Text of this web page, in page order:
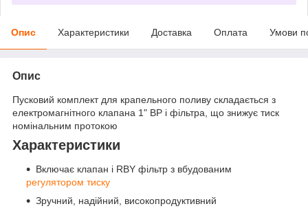
Опис Характеристики Доставка Оплата Умови
Опис
Пусковий комплект для крапельного поливу складається з
електромагнітного клапана 1" ВР і фільтра, що знижує тиск
номінальним протокою
Характеристики
Включає клапан і RBY фільтр з вбудованим
регулятором тиску
Зручний, надійний, високопродуктивний